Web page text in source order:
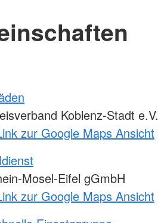
Koblenz-Stadt e.V.
zur Google Maps Ansicht
Mosel-Eifel gGmbH
zur Google Maps Ansicht